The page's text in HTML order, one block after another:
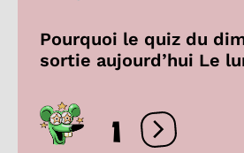
Pourquoi le quiz du
sortie aujourd’hui Le
1 Ouvrir les